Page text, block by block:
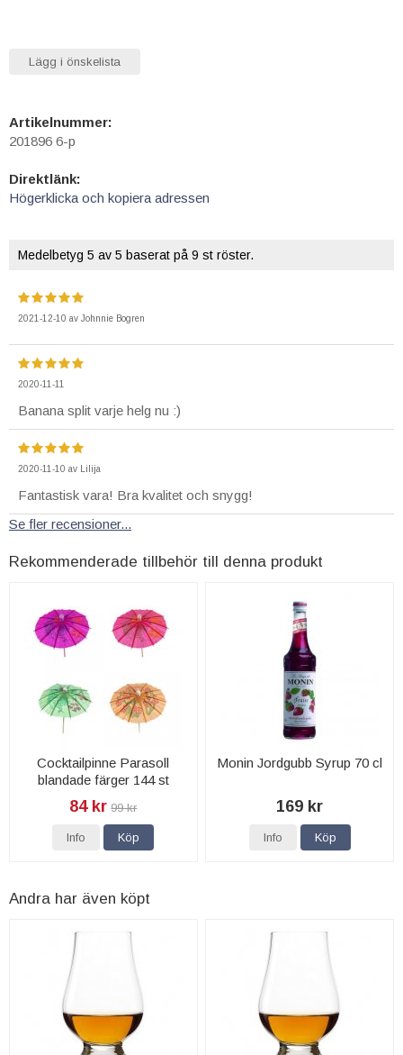
Lägg i önskelista
Artikelnummer:
201896 6-p
Direktlänk:
Högerklicka och kopiera adressen
Medelbetyg 5 av 5 baserat på 9 st röster.
2021-12-10 av Johnnie Bogren
2020-11-11
Banana split varje helg nu :)
2020-11-10 av Lilija
Fantastisk vara! Bra kvalitet och snygg!
Se fler recensioner...
Rekommenderade tillbehör till denna produkt
Cocktailpinne Parasoll
blandade färger 144 st
84 kr 99 kr
Info Köp
Monin Jordgubb Syrup 70 cl
169 kr
Info Köp
Andra har även köpt